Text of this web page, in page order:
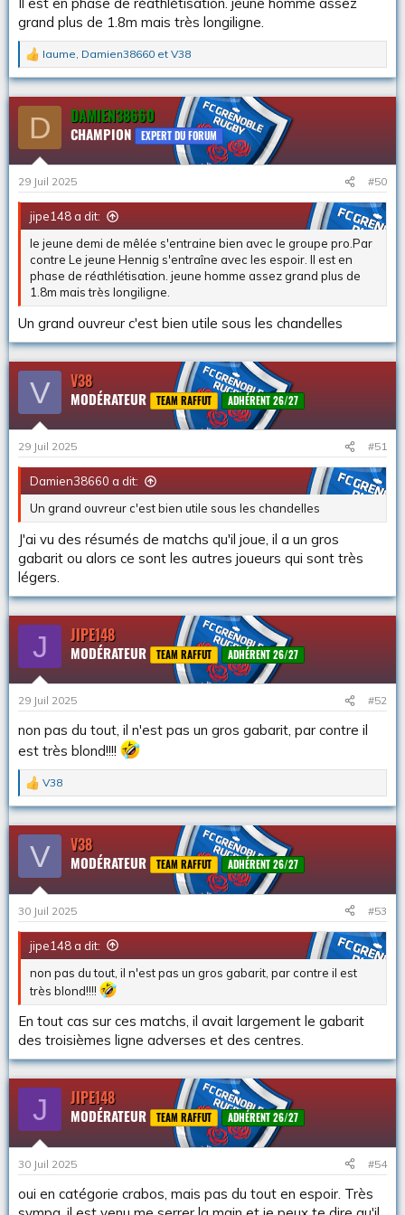
grand plus de 1.8m mais très longiligne.
L
e
s
r
c
i
o
n
s
:
Iaume Damien38660 et V38
D DAMIEN38660
CHAMPION EXPERT DU FORUM
29 Juil 2025 #50
jipe148 a dit:
le jeune demi de mêlée s'entraine bien avec le groupe pro.Par
contre Le jeune Hennig s'entraîne avec les espoir. Il est en
phase de réathlétisation. jeune homme assez grand plus de
1.8m mais très longiligne.
Un grand ouvreur c'est bien utile sous les chandelles
V V38
MODÉRATEUR TEAM RAFFUT ADHÉRENT 26/27
29 Juil 2025 #51
Damien38660 a dit:
Un grand ouvreur c'est bien utile sous les chandelles
J'ai vu des résumés de matchs qu'il joue, il a un gros
gabarit ou alors ce sont les autres joueurs qui sont très
légers.
J JIPE148
MODÉRATEUR TEAM RAFFUT ADHÉRENT 26/27
29 Juil 2025 #52
non pas du tout, il n'est pas un gros gabarit, par contre il
est très blond!!!!
L
e
s
r
é
c
o
n
s
:
V38
V V38
MODÉRATEUR TEAM RAFFUT ADHÉRENT 26/27
30 Juil 2025 #53
jipe148 a dit:
non pas du tout, il n'est pas un gros gabarit, par contre il est
très blond!!!!
En tout cas sur ces matchs, il avait largement le gabarit
des troisièmes ligne adverses et des centres.
J JIPE148
MODÉRATEUR TEAM RAFFUT ADHÉRENT 26/27
30 Juil 2025 #54
oui en catégorie crabos, mais pas du tout en espoir. Très